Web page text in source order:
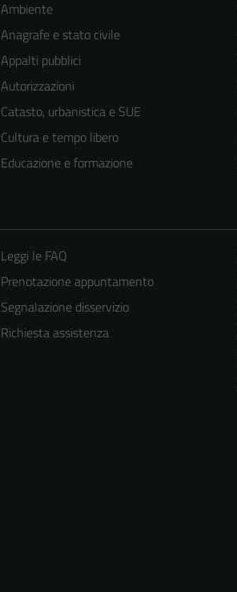
Ambiente
Anagrafe e stato civile
Appalti pubblici
Autorizzazioni
Catasto, urbanistica e SUE
Cultura e tempo libero
Educazione e formazione
Leggi le FAQ
Prenotazione appuntamento
Segnalazione disservizio
Richiesta assistenza